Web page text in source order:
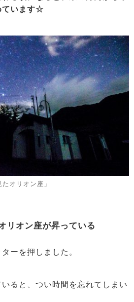
ています☆
オリオン座」
リオン座が昇っている
ーを押しました。
ると、つい時間を忘れてしまい